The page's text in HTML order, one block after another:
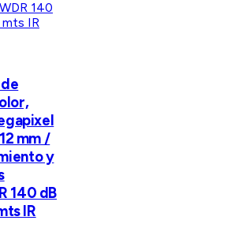
mm /
y
140 dB
IR